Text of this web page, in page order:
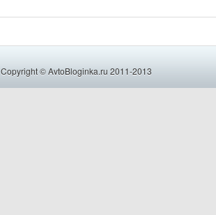
Copyright © AvtoBloginka.ru 2011-2013